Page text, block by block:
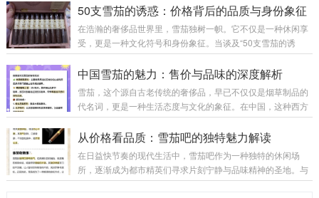
载体。盒身丝滑的触感配合金属光泽，犹如一件艺...
我放纵，乃至生命的脆弱与时间的流逝。文学笔下的雪茄，不
透射的高价启示，引人深思。 雪茄作为一种历史悠久的奢侈
品，早已超越了烟草本身的功能，成为了一种复杂情感的寄
盾的象征。埃玛在平庸生活的夹缝中寻求激情和刺激，...
50支雪茄的诱惑：价格背后的品质与身份象征
在浩瀚的奢侈品世界里，雪茄独树一帜。它不仅是一种休闲享
受，更是一种文化符号和身份象征。当谈及“50支雪茄的诱
惑”，这不仅仅关乎数量的累积，更深藏在价格背后的品质承诺
与社会地位的暗示。每一支雪茄，都仿佛一段时光的凝聚，细
艺的精湛。不同于机械化大批量生产的香烟，顶级雪茄通常是
纯手工卷制。从烟叶的选择、晾晒、发酵到最后的卷制流程，
决定着雪茄的醇厚度和风味层次。那些价位高昂...
中国雪茄的魅力：售价与品味的深度解析
雪茄，这个源自古老传统的奢侈品，早已不仅仅是烟草制品的
代名词，更是一种生活态度与文化的象征。在中国，这种西方
传入的文化元素经过岁月的沉淀与本土的独特解读，形成了一
种独特且充满魅力的雪茄文化。尤其是在近年来，随着经济的
的差异与背后品味的层次，成为众多消费者与爱好者探讨的焦
点。 首先，深入解析中国雪茄市场的售价结构，能够帮助我们
从价格看品质：雪茄吧的独特魅力解读
在日益快节奏的现代生活中，雪茄吧作为一种独特的休闲场
所，逐渐成为都市精英们寻求片刻宁静与品味精神的圣地。与
其说是一个简单的社交空间，不如说雪茄吧是一处品质与价格